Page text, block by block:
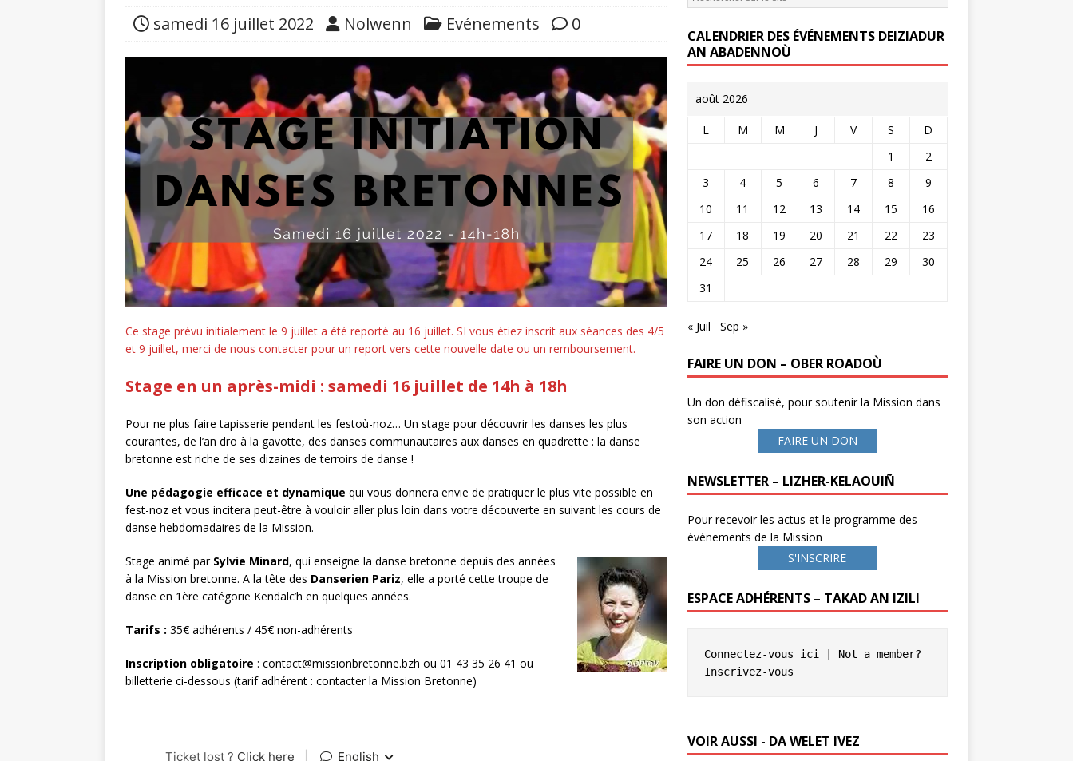
samedi 16 juillet 2022 Nolwenn Evénements 0
Ce stage prévu initialement le 9 juillet a été reporté au 16 juillet. SI vous étiez inscrit aux séances des 4/5
et 9 juillet, merci de nous contacter pour un report vers cette nouvelle date ou un remboursement.
Stage en un après-midi : samedi 16 juillet de 14h à 18h
Pour ne plus faire tapisserie pendant les festoù-noz… Un stage pour découvrir les danses les plus
courantes, de l’an dro à la gavotte, des danses communautaires aux danses en quadrette : la danse
bretonne est riche de ses dizaines de terroirs de danse !
Une pédagogie efficace et dynamique qui vous donnera envie de pratiquer le plus vite possible en
fest-noz et vous incitera peut-être à vouloir aller plus loin dans votre découverte en suivant les cours de
danse hebdomadaires de la Mission.
Stage animé par Sylvie Minard, qui enseigne la danse bretonne depuis des années
à la Mission bretonne. A la tête des Danserien Pariz, elle a porté cette troupe de
danse en 1ère catégorie Kendalc’h en quelques années.
Tarifs : 35€ adhérents / 45€ non-adhérents
Inscription obligatoire : contact@missionbretonne.bzh ou 01 43 35 26 41 ou
billetterie ci-dessous (tarif adhérent : contacter la Mission Bretonne)
CALENDRIER DES ÉVÉNEMENTS DEIZIADUR
AN ABADENNOÙ
août 2026
L M M J V S
D
1
2
3
4 5 6 7 8
9
10
11 12 13 14 15
16
17
18 19 20 21 22
23
24
25 26 27 28 29
30
31
« Juil Sep »
FAIRE UN DON – OBER ROADOÙ
Un don défiscalisé, pour soutenir la Mission dans
son action
FAIRE UN DON
NEWSLETTER – LIZHER-KELAOUIÑ
Pour recevoir les actus et le programme des
événements de la Mission
S'INSCRIRE
ESPACE ADHÉRENTS – TAKAD AN IZILI
Connectez-vous ici
Inscrivez-vous
VOIR AUSSI - DA WELET IVEZ